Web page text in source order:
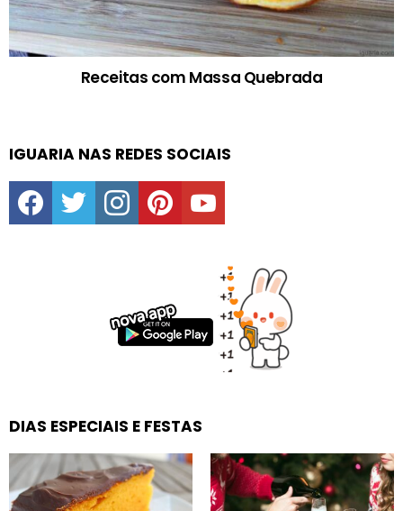
Receitas com Massa Quebrada
IGUARIA NAS REDES SOCIAIS
facebooktwitter instagrampinterestyoutube
DIAS ESPECIAIS E FESTAS